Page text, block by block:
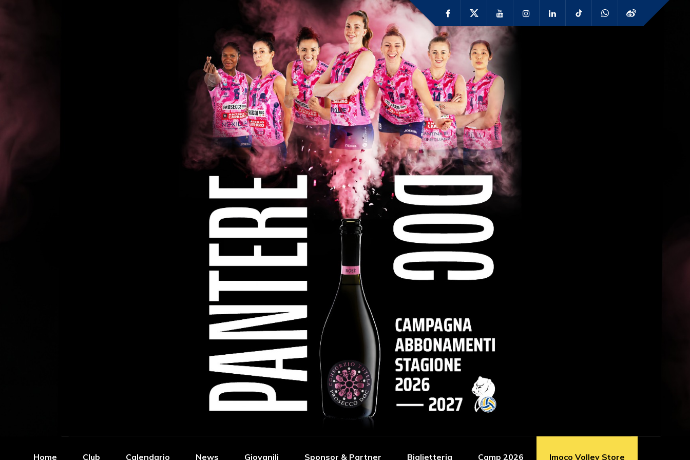
Home Club Calendario News Giovanili Sponsor & Partner Biglietteria Camp 2026 Imoco Volley Store